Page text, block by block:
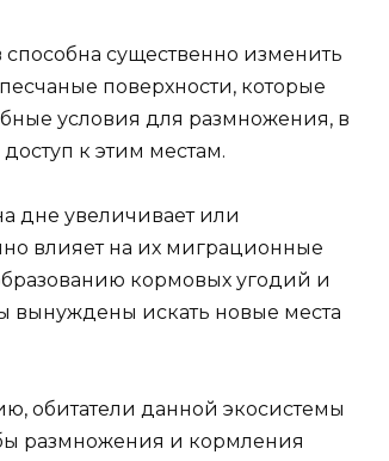
существенно изменить
поверхности, которые
условия для размножения, в
к этим местам.
дне увеличивает или
влияет на их миграционные
кормовых угодий и
вынуждены искать новые места
обитатели данной экосистемы
размножения и кормления